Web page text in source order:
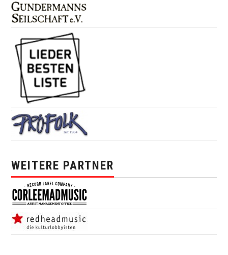
WEITERE PARTNER